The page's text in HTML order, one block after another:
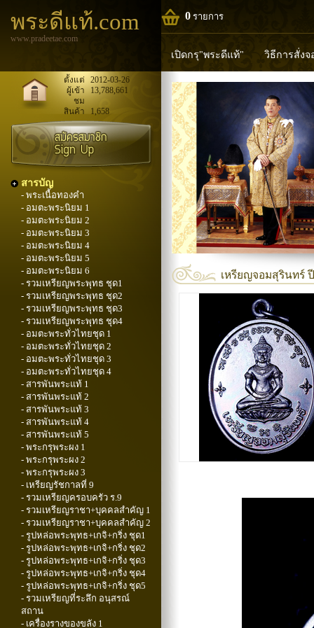
พระดีแท้.com
www.pradeetae.com
0 รายการ
เปิดกรุ"พระดีแท้" วิธีการสั่งจ
หลวงพ่อทวด หลวงปู่ทิม
พระพุทธวิริยากร
ตั้งแต่
2012-03-26
ผู้เข้า
ชม
13,788,661
สินค้า 1,658
สารบัญ
- พระเนื้อทองคำ
- อมตะพระนิยม 1
- อมตะพระนิยม 2
- อมตะพระนิยม 3
- อมตะพระนิยม 4
- อมตะพระนิยม 5
- อมตะพระนิยม 6
- รวมเหรียญพระพุทธ ชุด1
- รวมเหรียญพระพุทธ ชุด2
- รวมเหรียญพระพุทธ ชุด3
- รวมเหรียญพระพุทธ ชุด4
- อมตะพระทั่วไทยชุด 1
- อมตะพระทั่วไทยชุด 2
- อมตะพระทั่วไทยชุด 3
- อมตะพระทั่วไทยชุด 4
- สารพันพระแท้ 1
- สารพันพระแท้ 2
- สารพันพระแท้ 3
- สารพันพระแท้ 4
- สารพันพระแท้ 5
- พระกรุพระผง 1
- พระกรุพระผง 2
- พระกรุพระผง 3
- เหรียญรัชกาลที่ 9
- รวมเหรียญครอบครัว ร.9
- รวมเหรียญราชา+บุคคลสำคัญ 1
- รวมเหรียญราชา+บุคคลสำคัญ 2
- รูปหล่อพระพุทธ+เกจิ+กริ่ง ชุด1
- รูปหล่อพระพุทธ+เกจิ+กริ่ง ชุด2
- รูปหล่อพระพุทธ+เกจิ+กริ่ง ชุด3
- รูปหล่อพระพุทธ+เกจิ+กริ่ง ชุด4
- รูปหล่อพระพุทธ+เกจิ+กริ่ง ชุด5
- รวมเหรียญที่ระลึก อนุสรณ์
สถาน
- เครื่องรางของขลัง 1
เหรียญจอมสุรินทร์